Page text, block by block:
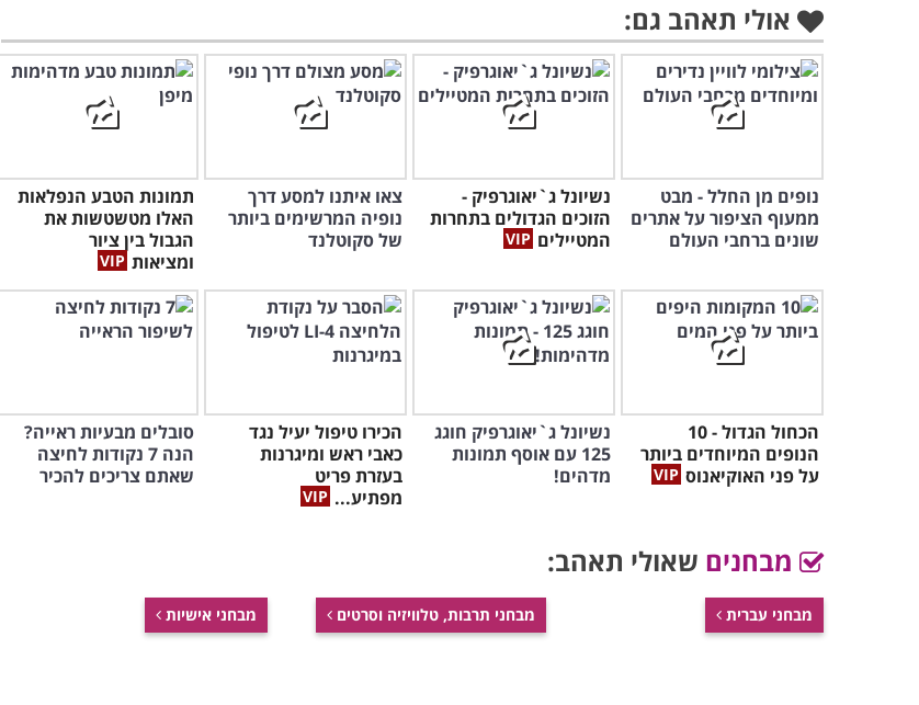
אולי תאהב גם:
נופים מן החלל - מבט
ממעוף הציפור על אתרים
שונים ברחבי העולם
נשיונל ג`יאוגרפיק -
הזוכים הגדולים בתחרות
המטיילים
צאו איתנו למסע דרך
נופיה המרשימים ביותר
של סקוטלנד
תמונות הטבע הנפלאות
האלו מטשטשות את
הגבול בין ציור
ומציאות
הכחול הגדול - 10
הנופים המיוחדים ביותר
על פני האוקיאנוס
נשיונל ג`יאוגרפיק חוגג
125 עם אוסף תמונות
מדהים!
הכירו טיפול יעיל נגד
כאבי ראש ומיגרנות
בעזרת פריט
מפתיע...
סובלים מבעיות ראייה?
הנה 7 נקודות לחיצה
שאתם צריכים להכיר
מבחנים שאולי תאהב:
מבחני עברית מבחני תרבות, טלוויזיה וסרטים מבחני אישיות